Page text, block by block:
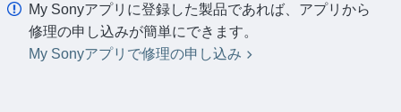
My Sonyアプリに登録した製品であれば、アプリから
修理の申し込みが簡単にできます。
My Sonyアプリで修理の申し込み